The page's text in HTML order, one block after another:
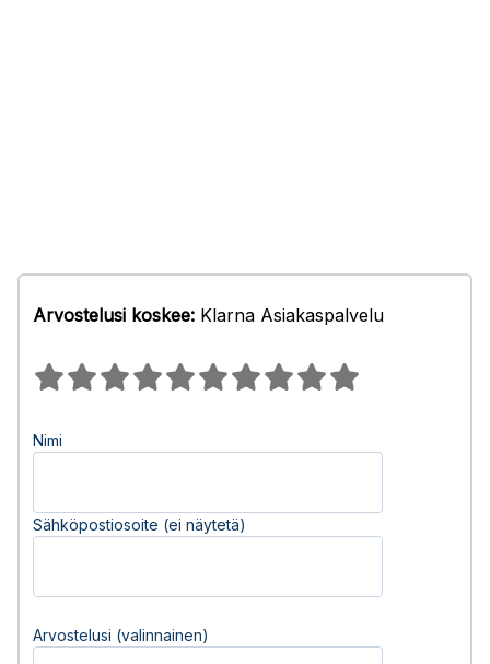
Arvostelusi koskee: Klarna Asiakaspalvelu
Nimi
Sähköpostiosoite (ei näytetä)
Arvostelusi (valinnainen)